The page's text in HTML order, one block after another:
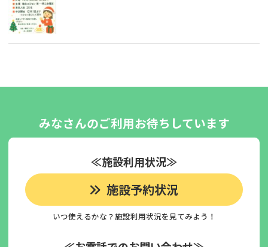
みなさんのご利用お待ちしています
≪施設利用状況≫
施設予約状況
いつ使えるかな？施設利用状況を見てみよう！